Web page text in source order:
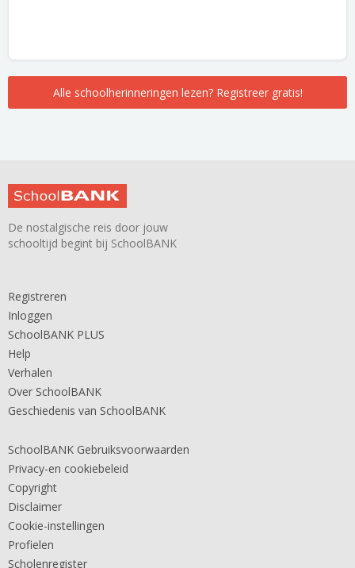
Alle schoolherinneringen lezen? Registreer gratis!
De nostalgische reis door jouw
schooltijd begint bij SchoolBANK
Registreren
Inloggen
SchoolBANK PLUS
Help
Verhalen
Over SchoolBANK
Geschiedenis van SchoolBANK
SchoolBANK Gebruiksvoorwaarden
Privacy-en cookiebeleid
Copyright
Disclaimer
Cookie-instellingen
Profielen
Scholenregister